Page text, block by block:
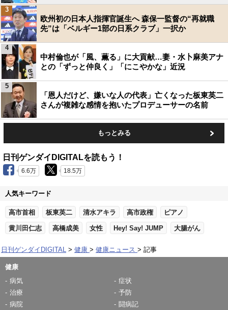
欧州初の日本人指揮官誕生へ 森保一監督の“再就職
先”は「ベルギー1部の日系クラブ」一択か
3
中村倫也が「風、薫る」に大貢献…妻・水卜麻美アナ
との「ずっと仲良く」「にこやかな」近況
4
「恩人だけど、嫌いな人の代表」亡くなった板東英二
さんが複雑な感情を抱いたプロデューサーの名前
5
もっとみる
日刊ゲンダイDIGITALを読もう！
6.6万 18.5万
人気キーワード
高市首相 板東英二 清水アキラ 高市政権 ピアノ
黄川田仁志 高橋成美 女性 Hey! Say! JUMP 大腸がん
日刊ゲンダイDIGITAL 健康 健康ニュース 記事
健康
病気
症状
治療
予防
病院
闘病記